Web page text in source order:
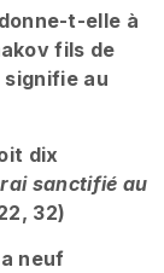
t-elle à
fils de
signifie au
dix
sanctifié au
32)
neuf